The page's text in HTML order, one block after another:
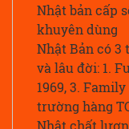
Nhật bản cấp
khuyên dùng
Nhật Bản có 3
và lâu đời: 1.
1969, 3.
trường hàng
Nhật chất